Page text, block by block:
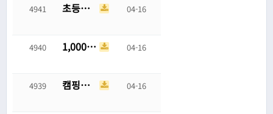
4941 초등학교 3학년 딸이 겪었다는 학폭 카톡 04-16
4940 1,000원 지폐에 쓰여진 슬픈 낙서 04-16
4939 캠핑카 규제가 나날이 빡세지는 이유 04-16